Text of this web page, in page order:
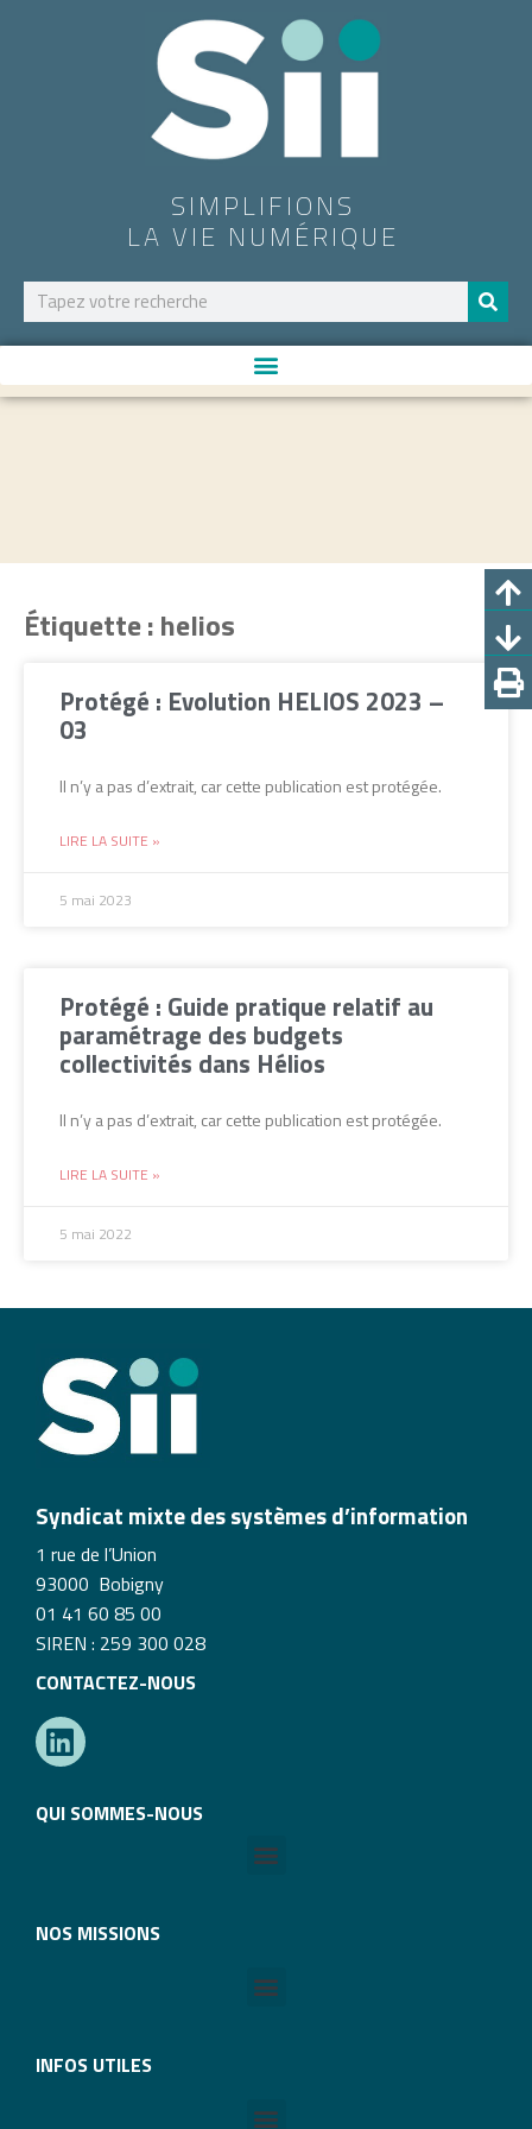
SIMPLIFIONS
LA VIE NUMÉRIQUE
Étiquette : helios
Protégé : Evolution HELIOS 2023 –
03
Il n’y a pas d’extrait, car cette publication est protégée.
LIRE LA SUITE »
5 mai 2023
Protégé : Guide pratique relatif au
paramétrage des budgets
collectivités dans Hélios
Il n’y a pas d’extrait, car cette publication est protégée.
LIRE LA SUITE »
5 mai 2022
Syndicat mixte des systèmes d’information
1 rue de l’Union
93000 Bobigny
01 41 60 85 00
SIREN : 259 300 028
CONTACTEZ-NOUS
QUI SOMMES-NOUS
NOS MISSIONS
INFOS UTILES